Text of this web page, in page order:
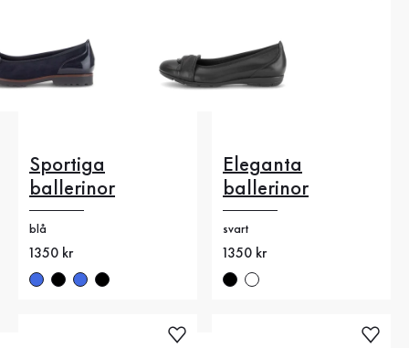
Sportiga
ballerinor
blå
Nytt pris
1350 kr
Eleganta
ballerinor
svart
Nytt pris
1350 kr